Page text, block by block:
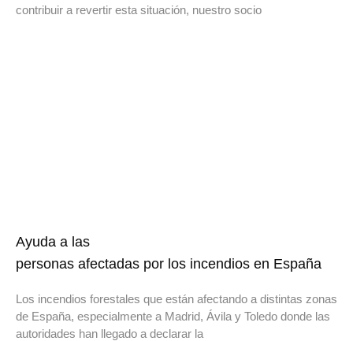
contribuir a revertir esta situación, nuestro socio
Ayuda a las
personas afectadas por los incendios en España
Los incendios forestales que están afectando a distintas zonas
de España, especialmente a Madrid, Ávila y Toledo donde las
autoridades han llegado a declarar la